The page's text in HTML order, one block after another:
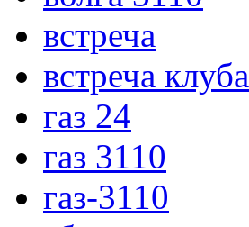
встреча
встреча клуба
газ 24
газ 3110
газ-3110